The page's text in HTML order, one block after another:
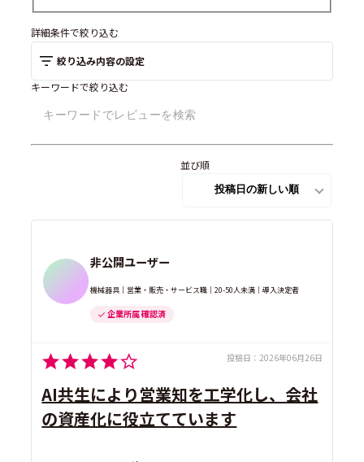
詳細条件で絞り込む
絞り込み内容の設定
キーワードで絞り込む
並び順
非公開ユーザー
機械器具｜営業・販売・サービス職｜20-50人未満｜導入決定者
企業所属 確認済
投稿日： 2026年06月26日
AI共生により営業知を工学化し、会社
の資産化に役立てています